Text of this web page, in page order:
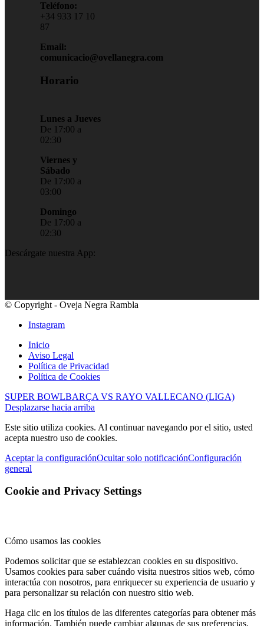
Teléfono:
+34 933 17 10
87
Email:
comunicacio@ovellanegra.com
Horario
Lunes a Jueves
De 17:00 a
02:30
Viernes y
Sábado
De 17:00 a
03:00
Domingo
De 17:00 a
02:30
Descárgate nuestra App:
© Copyright - Oveja Negra Rambla
Instagram
Inicio
Aviso Legal
Política de Privacidad
Política de Cookies
SUPER BOWLBARÇA VS RAYO VALLECANO (LIGA)
Desplazarse hacia arriba
Este sitio utiliza cookies. Al continuar navegando por el sitio, usted
acepta nuestro uso de cookies.
Aceptar la configuraciónOcultar solo notificaciónConfiguración
general
Cookie and Privacy Settings
Cómo usamos las cookies
Podemos solicitar que se establezcan cookies en su dispositivo.
Usamos cookies para saber cuándo visita nuestros sitios web, cómo
interactúa con nosotros, para enriquecer su experiencia de usuario y
para personalizar su relación con nuestro sitio web.
Haga clic en los títulos de las diferentes categorías para obtener más
información. También puede cambiar algunas de sus preferencias.